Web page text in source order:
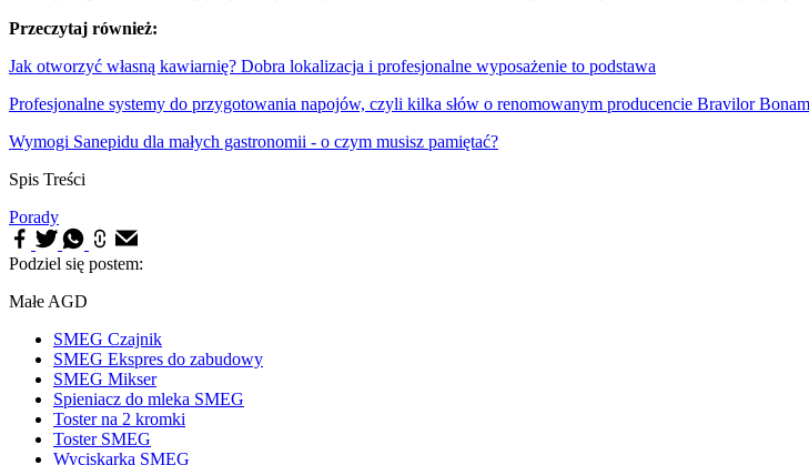
Przeczytaj również:
Jak otworzyć własną kawiarnię? Dobra lokalizacja i profesjonalne wyposażenie to podstawa
Profesjonalne systemy do przygotowania napojów, czyli kilka słów o renomowanym producencie Bravilor
Wymogi Sanepidu dla małych gastronomii - o czym musisz pamiętać?
Spis Treści
Porady
Podziel się postem:
Małe AGD
SMEG Czajnik
SMEG Ekspres do zabudowy
SMEG Mikser
Spieniacz do mleka SMEG
Toster na 2 kromki
Toster SMEG
Wyciskarka SMEG